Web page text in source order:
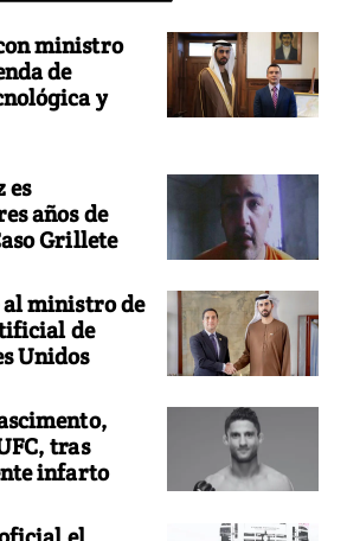
ministro
de
y
es
años de
Grillete
ministro de
de
Unidos
tras
infarto